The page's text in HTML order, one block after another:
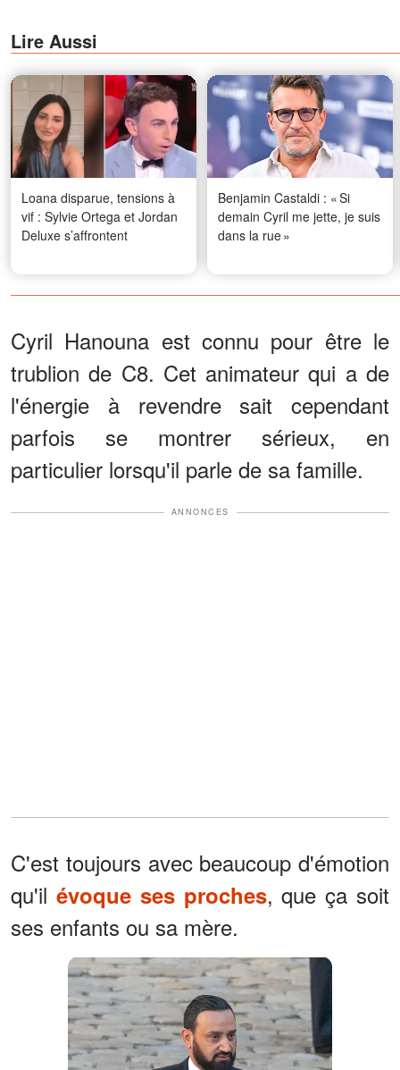
Lire Aussi
Loana disparue, tensions à
vif : Sylvie Ortega et Jordan
Deluxe s’affrontent
Benjamin Castaldi : « Si
demain Cyril me jette, je suis
dans la rue »
Cyril Hanouna est connu pour être le
trublion de C8. Cet animateur qui a de
l'énergie à revendre sait cependant
parfois se montrer sérieux, en
particulier lorsqu'il parle de sa famille.
ANNONCES
C'est toujours avec beaucoup d'émotion
qu'il évoque ses proches, que ça soit
ses enfants ou sa mère.